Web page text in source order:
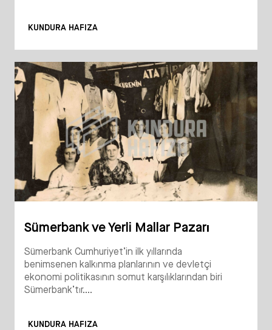
KUNDURA HAFIZA
Sümerbank ve Yerli Mallar Pazarı
Sümerbank Cumhuriyet’in ilk yıllarında
benimsenen kalkınma planlarının ve devletçi
ekonomi politikasının somut karşılıklarından biri
Sümerbank’tır....
KUNDURA HAFIZA